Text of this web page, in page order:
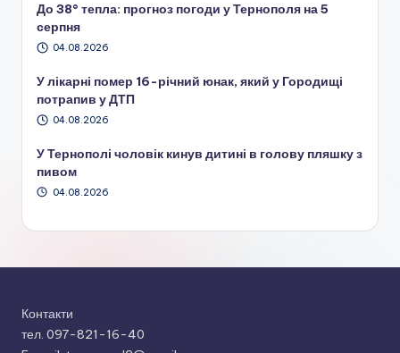
До 38° тепла: прогноз погоди у Тернополя на 5
серпня
04.08.2026
У лікарні помер 16-річний юнак, який у Городищі
потрапив у ДТП
04.08.2026
У Тернополі чоловік кинув дитині в голову пляшку з
пивом
04.08.2026
Контакти
тел. 097-821-16-40